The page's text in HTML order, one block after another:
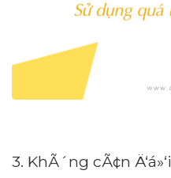
3. KhÃ´ng cÃ¢n Ä‘á»‘i